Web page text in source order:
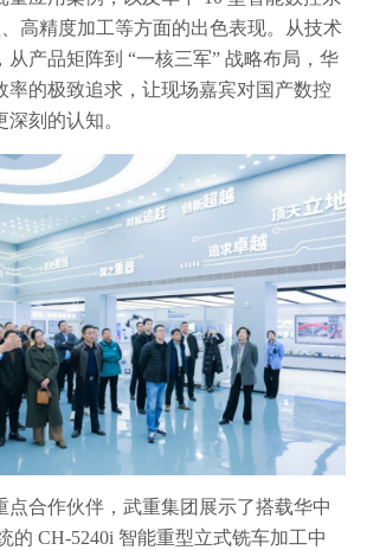
高精度加工等方面的出色表现。从技术
从产品矩阵到 “一核三军” 战略布局，华
率的极致追求，让现场嘉宾对国产数控
刻的认知。
点合作伙伴，武重集团展示了搭载华中
的 CH-5240i 智能重型立式铣车加工中